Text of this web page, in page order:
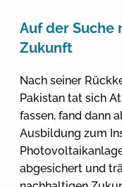
Auf der Suche
Zukunft
Nach seiner
Pakistan tat sich
fassen, fand dann
Ausbildung zum
abgesichert und